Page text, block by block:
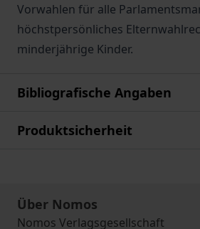
Vorwahlen für alle
höchstpersönliches
minderjährige Kinder.
Bibliografische Angaben
Produktsicherheit
Über Nomos
Nomos Verlagsgesellschaft